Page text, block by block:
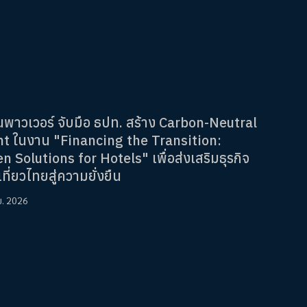
พาวเวอร์ จับมือ ธปท. สร้าง Carbon-Neutral
ในงาน "Financing the Transition:
Solutions for Hotels" เพื่อส่งเสริมธุรกิจ
ที่ยวไทยสู่ความยั่งยืน
. 2026